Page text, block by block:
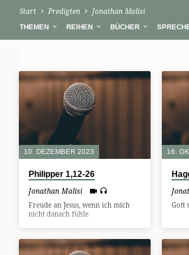
Start Predigten Jonathan Malisi
THEMEN REIHEN BÜCHER
PREDIGTEN
VON
JONATHAN
MALISI
10. DEZEMBER 2023
Philipper 1,12-26
Jonathan Malisi
Freude an Jesus, wenn ich mich
nicht danach fühle
16.
Gott